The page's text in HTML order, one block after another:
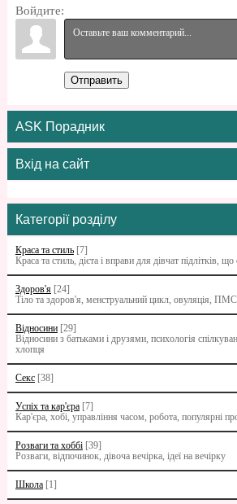
Войдите:
Отправить
ASK Порадник
Вхід на сайт
Категорії розділу
Краса та стиль [7]
Краса та стиль, дієта і вправи для дівчат підлітків,
Здоров'я [24]
Тіло та здоров'я, менструальний цикл, овуляція,
Відносини [29]
Відносини з батьками i друзями, психологія
хлопця
Секс [38]
Успіх та кар'єра [7]
Кар'єра, хобі, управління часом, робота, популярні
Розваги та хоббі [39]
Розваги, відпочинок, дівоча вечірка, ідеї на вечірку
Школа [1]